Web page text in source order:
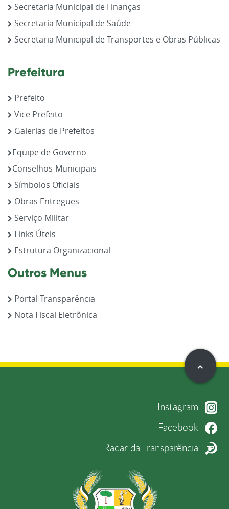
Secretaria Municipal de Finanças
Secretaria Municipal de Saúde
Secretaria Municipal de Transportes e Obras Públicas
Prefeitura
Prefeito
Vice Prefeito
Galerias de Prefeitos
Equipe de Governo
Conselhos-Municipais
Símbolos Oficiais
Obras Entregues
Serviço Militar
Links Úteis
Estrutura Organizacional
Outros Menus
Portal Transparência
Nota Fiscal Eletrônica
Instagram
Facebook
Radar da Transparência